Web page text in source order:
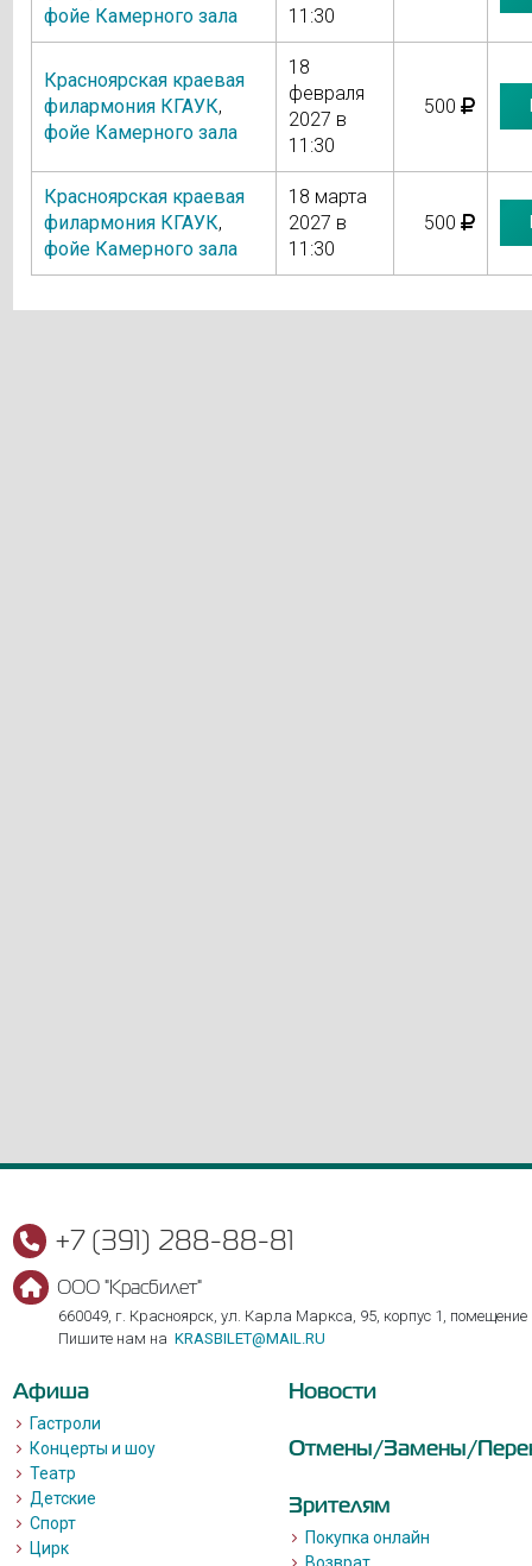
фойе Камерного зала
11:30
Красноярская краевая
филармония КГАУК,
фойе Камерного зала
18
февраля
2027 в
11:30
500
Красноярская краевая
филармония КГАУК,
фойе Камерного зала
18 марта
2027 в
11:30
500
+7 (391) 288-88-81
ООО "Красбилет"
660049, г. Красноярск, ул. Карла Маркса, 95, корпус 1, помещение
Пишите нам на KRASBILET@MAIL.RU
Афиша
Гастроли
Концерты и шоу
Театр
Детские
Спорт
Цирк
Новости
Отмены/Замены/
Зрителям
Покупка онлайн
Возврат